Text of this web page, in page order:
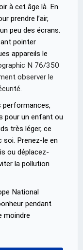
à cet âge là. En
prendre l’air,
peu des écrans.
pointer
appareils le
N 76/350
observer le
.
performances,
pour un enfant ou
très léger, ce
soi. Prenez-le en
ou déplacez-
la pollution
National
pendant
moindre